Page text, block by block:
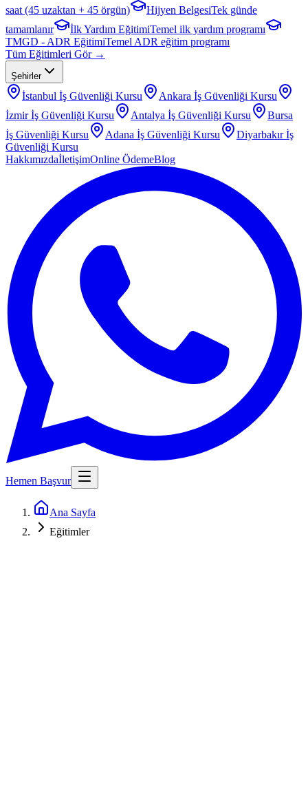
saat (45 uzaktan + 45 örgün)
Hijyen BelgesiTek günde
tamamlanır
İlk Yardım EğitimiTemel ilk yardım programı
TMGD - ADR EğitimiTemel ADR eğitim programı
Tüm Eğitimleri Gör →
Şehirler
İstanbul İş Güvenliği Kursu Ankara İş Güvenliği Kursu
İzmirİş Güvenliği Kursu Antalya İş Güvenliği Kursu
Bursa
İş Güvenliği Kursu
Adana İş Güvenliği Kursu Diyarbakırİş
Güvenliği Kursu
HakkımızdaİletişimOnline ÖdemeBlog
Hemen Başvur
Ana Sayfa
Eğitimler